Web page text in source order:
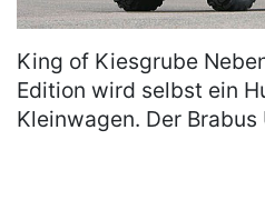
King of Kiesgrube
Edition wird selbst ein
Kleinwagen. Der